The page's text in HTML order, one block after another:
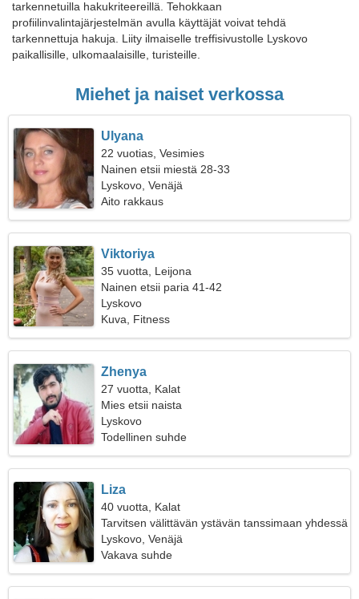
tarkennetuilla hakukriteereillä. Tehokkaan
profiilinvalintajärjestelmän avulla käyttäjät voivat tehdä
tarkennettuja hakuja. Liity ilmaiselle treffisivustolle Lyskovo
paikallisille, ulkomaalaisille, turisteille.
Miehet ja naiset verkossa
Ulyana
22 vuotias, Vesimies
Nainen etsii miestä 28-33
Lyskovo, Venäjä
Aito rakkaus
Viktoriya
35 vuotta, Leijona
Nainen etsii paria 41-42
Lyskovo
Kuva, Fitness
Zhenya
27 vuotta, Kalat
Mies etsii naista
Lyskovo
Todellinen suhde
Liza
40 vuotta, Kalat
Tarvitsen välittävän ystävän tanssimaan yhdessä
Lyskovo, Venäjä
Vakava suhde